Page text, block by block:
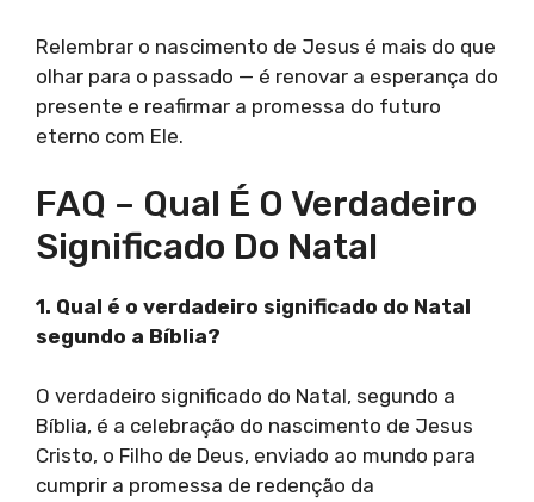
Relembrar o nascimento de Jesus é mais do que
olhar para o passado — é renovar a esperança do
presente e reafirmar a promessa do futuro
eterno com Ele.
FAQ – Qual É O Verdadeiro
Significado Do Natal
1. Qual é o verdadeiro significado do Natal
segundo a Bíblia?
O verdadeiro significado do Natal, segundo a
Bíblia, é a celebração do nascimento de Jesus
Cristo, o Filho de Deus, enviado ao mundo para
cumprir a promessa de redenção da